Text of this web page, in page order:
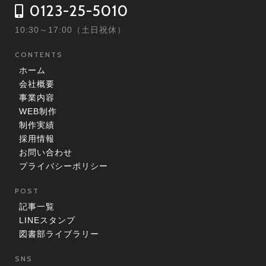
0123-25-5010
10:30～17:00（土日祝休）
CONTENTS
ホーム
会社概要
事業内容
WEB制作
制作実績
採用情報
お問い合わせ
プライバシーポリシー
POST
記事一覧
LINEスタンプ
図書部ライブラリー
SNS